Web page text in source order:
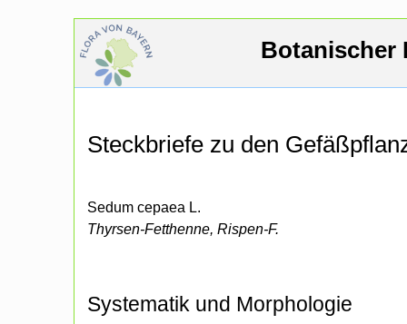
Botanischer
Steckbriefe zu den
Sedum cepaea L.
Thyrsen-Fetthenne, Rispen-F.
Systematik und Morphologie